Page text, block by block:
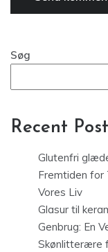
Søg
Recent
Glutenfri
Fremtiden for
Vores Liv
Glasur til
Genbrug: En
Skønlitterære